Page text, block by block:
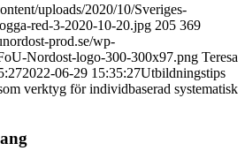
uploads/2020/10/Sveriges-
red-3-2020-10-20.jpg 205 369
prod.se/wp-
Nordost-logo-300-300x97.png Teresa
2022-06-29 15:35:27Utbildningstips
verktyg för individbaserad systematisk